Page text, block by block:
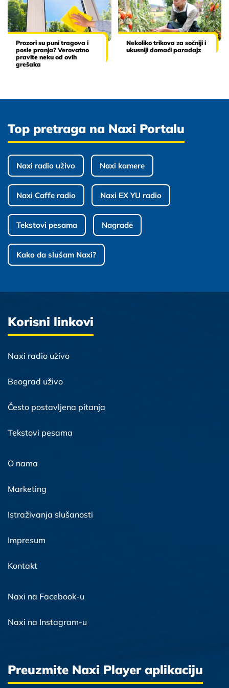
Prozori su puni tragova i
posle pranja? Verovatno
pravite neku od ovih
grešaka
Nekoliko trikova za sočniji i
ukusniji domaći paradajz
Top pretraga na Naxi Portalu
Naxi radio uživo Naxi kamere
Naxi Caffe radio Naxi EX YU radio
Tekstovi pesama Nagrade
Kako da slušam Naxi?
Korisni linkovi
Naxi radio uživo
Beograd uživo
Često postavljena pitanja
Tekstovi pesama
O nama
Marketing
Istraživanja slušanosti
Impresum
Kontakt
Naxi na Facebook-u
Naxi na Instagram-u
Preuzmite Naxi Player aplikaciju